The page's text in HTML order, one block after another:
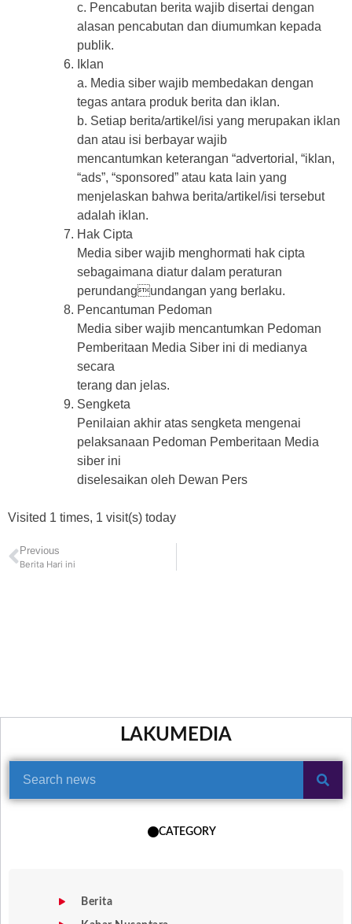
c. Pencabutan berita wajib disertai dengan
alasan pencabutan dan diumumkan kepada
publik.
Iklan
a. Media siber wajib membedakan dengan
tegas antara produk berita dan iklan.
b. Setiap berita/artikel/isi yang merupakan iklan
dan atau isi berbayar wajib
mencantumkan keterangan “advertorial, “iklan,
“ads”, “sponsored” atau kata lain yang
menjelaskan bahwa berita/artikel/isi tersebut
adalah iklan.
Hak Cipta
Media siber wajib menghormati hak cipta
sebagaimana diatur dalam peraturan
perundangundangan yang berlaku.
Pencantuman Pedoman
Media siber wajib mencantumkan Pedoman
Pemberitaan Media Siber ini di medianya
secara
terang dan jelas.
Sengketa
Penilaian akhir atas sengketa mengenai
pelaksanaan Pedoman Pemberitaan Media
siber ini
diselesaikan oleh Dewan Pers
Visited 1 times, 1 visit(s) today
Previous
Berita Hari ini
LAKUMEDIA
CATEGORY
Berita